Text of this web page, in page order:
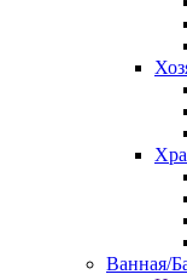
Ванная/